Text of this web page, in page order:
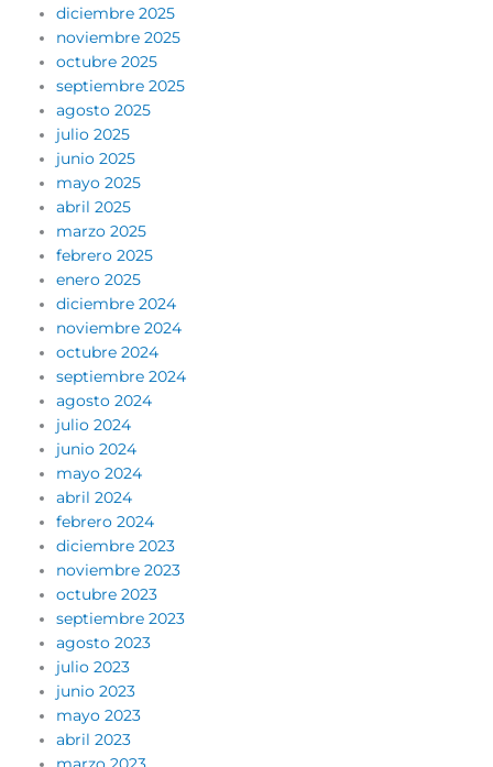
diciembre 2025
noviembre 2025
octubre 2025
septiembre 2025
agosto 2025
julio 2025
junio 2025
mayo 2025
abril 2025
marzo 2025
febrero 2025
enero 2025
diciembre 2024
noviembre 2024
octubre 2024
septiembre 2024
agosto 2024
julio 2024
junio 2024
mayo 2024
abril 2024
febrero 2024
diciembre 2023
noviembre 2023
octubre 2023
septiembre 2023
agosto 2023
julio 2023
junio 2023
mayo 2023
abril 2023